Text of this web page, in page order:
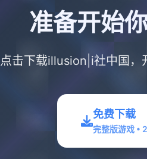
准备开始
点击下载illusion|i社中国，
免费下载
完整版游戏 •